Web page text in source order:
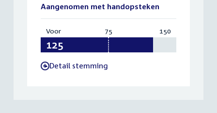
Aangenomen met handopsteken
Voor:
125
75 150
-Detail stemming